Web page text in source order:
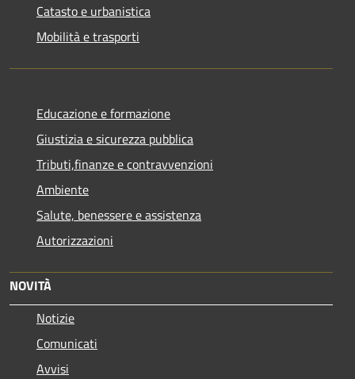
Catasto e urbanistica
Mobilità e trasporti
Educazione e formazione
Giustizia e sicurezza pubblica
Tributi,finanze e contravvenzioni
Ambiente
Salute, benessere e assistenza
Autorizzazioni
NOVITÀ
Notizie
Comunicati
Avvisi